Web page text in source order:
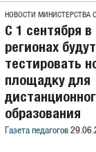
НОВОСТИ МИНИСТЕРСТВА
С 1 сентября в
регионах будут
тестировать
площадку для
образования
Газета педагогов